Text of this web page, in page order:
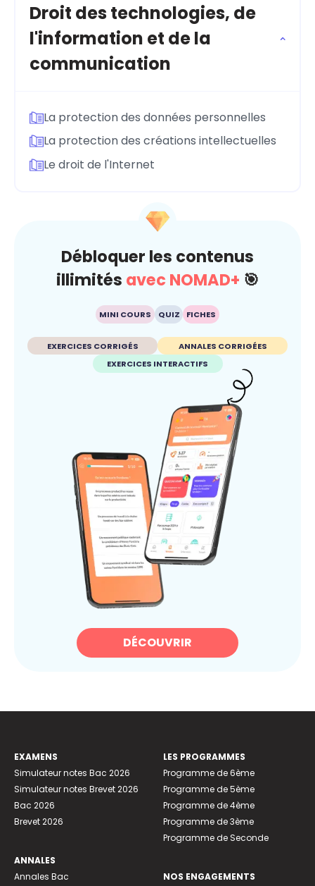
Droit des technologies, de
l'information et de la
communication
La protection des données personnelles
La protection des créations intellectuelles
Le droit de l'Internet
Débloquer les contenus
illimités avec NOMAD+ 🎯
MINI COURS QUIZ FICHES
EXERCICES CORRIGÉS
ANNALES CORRIGÉES
EXERCICES INTERACTIFS
DÉCOUVRIR
EXAMENS
Simulateur notes Bac 2026
Simulateur notes Brevet 2026
Bac 2026
Brevet 2026
ANNALES
Annales Bac
LES PROGRAMMES
Programme de 6ème
Programme de 5ème
Programme de 4ème
Programme de 3ème
Programme de Seconde
NOS ENGAGEMENTS